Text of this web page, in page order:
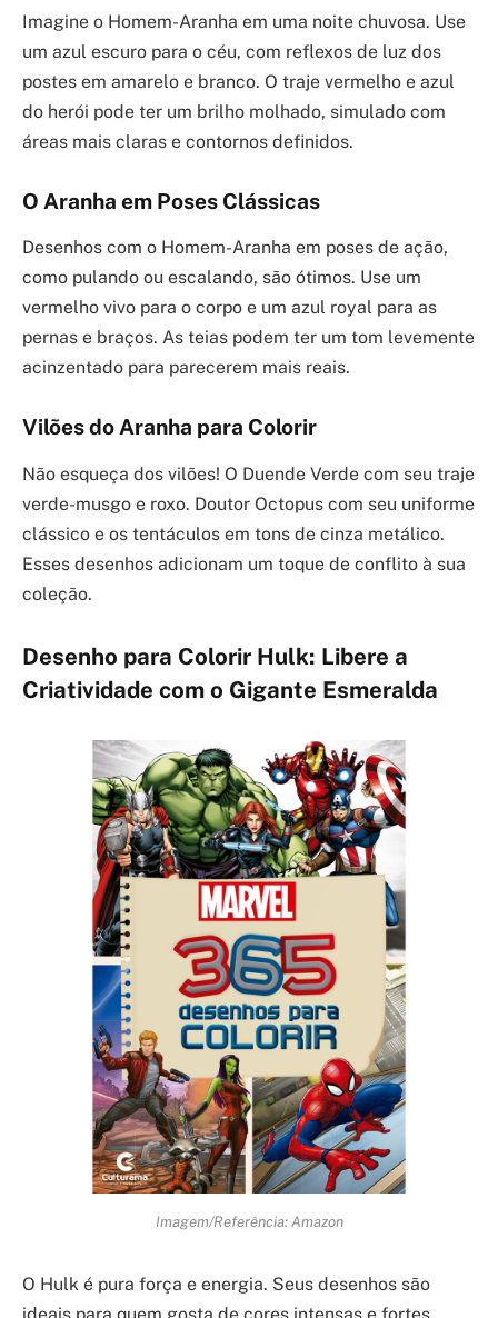
Imagine o Homem-Aranha em uma noite chuvosa. Use
um azul escuro para o céu, com reflexos de luz dos
postes em amarelo e branco. O traje vermelho e azul
do herói pode ter um brilho molhado, simulado com
áreas mais claras e contornos definidos.
O Aranha em Poses Clássicas
Desenhos com o Homem-Aranha em poses de ação,
como pulando ou escalando, são ótimos. Use um
vermelho vivo para o corpo e um azul royal para as
pernas e braços. As teias podem ter um tom levemente
acinzentado para parecerem mais reais.
Vilões do Aranha para Colorir
Não esqueça dos vilões! O Duende Verde com seu traje
verde-musgo e roxo. Doutor Octopus com seu uniforme
clássico e os tentáculos em tons de cinza metálico.
Esses desenhos adicionam um toque de conflito à sua
coleção.
Desenho para Colorir Hulk: Libere a
Criatividade com o Gigante Esmeralda
Imagem/Referência: Amazon
O Hulk é pura força e energia. Seus desenhos são